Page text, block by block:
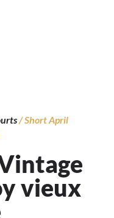
/ Short April
vieux